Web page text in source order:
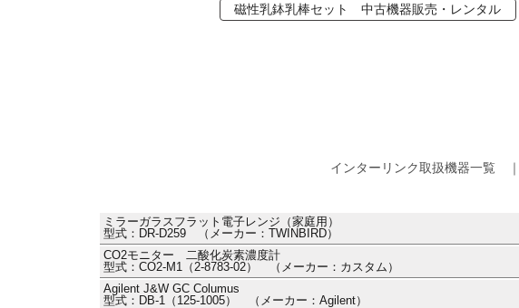
磁性乳鉢乳棒セット 中古機器販売・レンタル
インターリンク取扱機器一覧
ミラーガラスフラット電子レンジ（家庭用）
型式：DR-D259 （メーカー：TWINBIRD）
CO2モニター 二酸化炭素濃度計
型式：CO2-M1（2-8783-02） （メーカー：カスタム）
Agilent J&W GC Columus
型式：DB-1（125-1005） （メーカー：Agilent）